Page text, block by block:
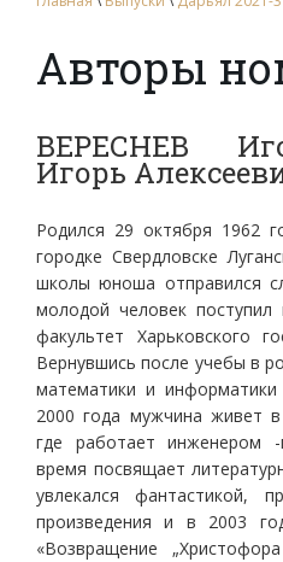
Авторы
ВЕРЕСНЕВ
Игорь
Родился 29 октября 1962
городке Свердловске
школы юноша отправился
молодой человек поступил
факультет Харьковского
Вернувшись после учебы в
математики и
2000 года мужчина живет
где работает инженером
время посвящает
увлекался фантастикой,
произведения и в 2003
«Возвращение